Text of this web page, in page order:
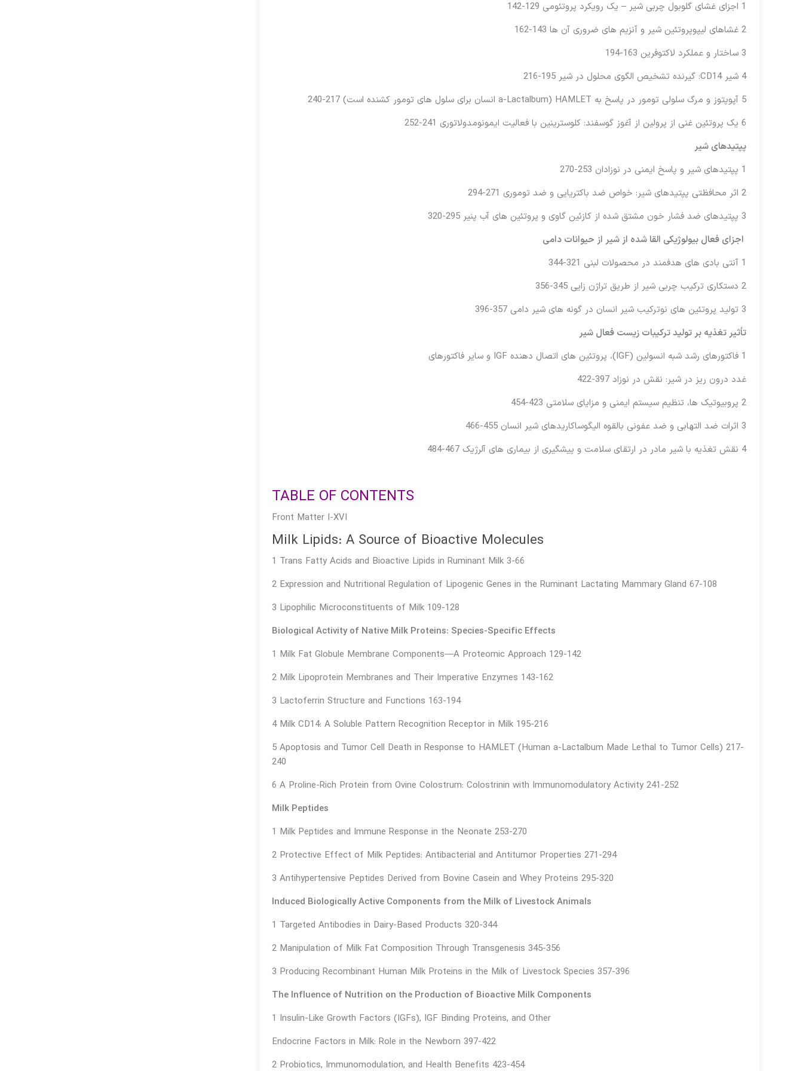
1 اجزای غشای گلوبول چربی شیر – یک رویکرد پروتئومی 129-142
2 غشاهای لیپوپروتئین شیر و آنزیم های ضروری آن ها 143-162
3 ساختار و عملکرد لاکتوفرین 163-194
4 شیر CD14: گیرنده تشخیص الگوی محلول در شیر 195-216
5 آپوپتوز و مرگ سلولی تومور در پاسخ به HAMLET (a-Lactalbum انسان برای سلول های تومور کشنده است) 217-240
6 یک پروتئین غنی از پرولین از آغوز گوسفند: کلوسترینین با فعالیت ایمونومدولاتوری 241-252
پپتیدهای شیر
1 پپتیدهای شیر و پاسخ ایمنی در نوزادان 253-270
2 اثر محافظتی پپتیدهای شیر: خواص ضد باکتریایی و ضد توموری 271-294
3 پپتیدهای ضد فشار خون مشتق شده از کازئین گاوی و پروتئین های آب پنیر 295-320
اجزای فعال بیولوژیکی القا شده از شیر از حیوانات دامی
1 آنتی بادی های هدفمند در محصولات لبنی 321-344
2 دستکاری ترکیب چربی شیر از طریق تراژن زایی 345-356
3 تولید پروتئین های نوترکیب شیر انسان در گونه های شیر دامی 357-396
تأثیر تغذیه بر تولید ترکیبات زیست فعال شیر
1 فاکتورهای رشد شبه انسولین (IGF)، پروتئین های اتصال دهنده IGF و سایر فاکتورهای
غدد درون ریز در شیر: نقش در نوزاد 397-422
2 پروبیوتیک ها، تنظیم سیستم ایمنی و مزایای سلامتی 423-454
3 اثرات ضد التهابی و ضد عفونی بالقوه الیگوساکاریدهای شیر انسان 455-466
4 نقش تغذیه با شیر مادر در ارتقای سلامت و پیشگیری از بیماری های آلرژیک 467-484
TABLE OF CONTENTS
Front Matter I-XVI
Milk Lipids: A Source of Bioactive Molecules
1 Trans Fatty Acids and Bioactive Lipids in Ruminant Milk 3-66
2 Expression and Nutritional Regulation of Lipogenic Genes in the Ruminant Lactating Mammary Gland 67-108
3 Lipophilic Microconstituents of Milk 109-128
Biological Activity of Native Milk Proteins: Species-Specific Effects
1 Milk Fat Globule Membrane Components—A Proteomic Approach 129-142
2 Milk Lipoprotein Membranes and Their Imperative Enzymes 143-162
3 Lactoferrin Structure and Functions 163-194
4 Milk CD14: A Soluble Pattern Recognition Receptor in Milk 195-216
5 Apoptosis and Tumor Cell Death in Response to HAMLET (Human a-Lactalbum Made Lethal to Tumor Cells) 217-
240
6 A Proline-Rich Protein from Ovine Colostrum: Colostrinin with Immunomodulatory Activity 241-252
Milk Peptides
1 Milk Peptides and Immune Response in the Neonate 253-270
2 Protective Effect of Milk Peptides: Antibacterial and Antitumor Properties 271-294
3 Antihypertensive Peptides Derived from Bovine Casein and Whey Proteins 295-320
Induced Biologically Active Components from the Milk of Livestock Animals
1 Targeted Antibodies in Dairy-Based Products 320-344
2 Manipulation of Milk Fat Composition Through Transgenesis 345-356
3 Producing Recombinant Human Milk Proteins in the Milk of Livestock Species 357-396
The Influence of Nutrition on the Production of Bioactive Milk Components
1 Insulin-Like Growth Factors (IGFs), IGF Binding Proteins, and Other
Endocrine Factors in Milk: Role in the Newborn 397-422
2 Probiotics, Immunomodulation, and Health Benefits 423-454